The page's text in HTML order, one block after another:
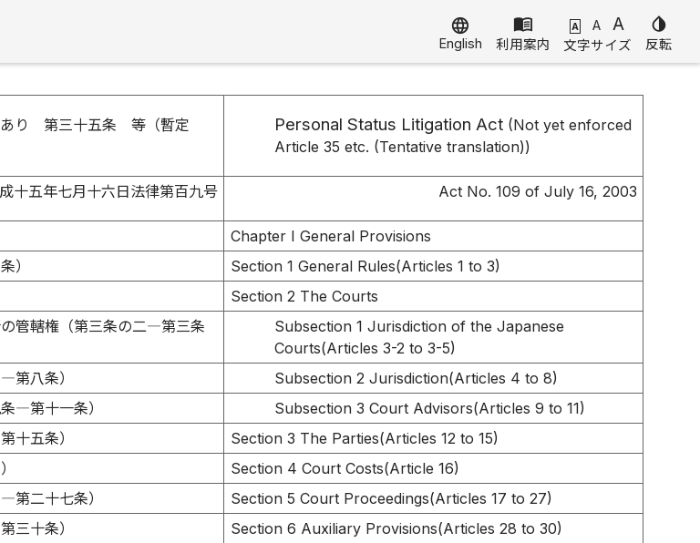
language
English
menu_book
利用案内
A A A
文字サイズ
invert_colors
反転
あり 第三十五条 等（暫定
Personal Status Litigation Act (Not yet enforced
Article 35 etc. (Tentative translation))
十五年七月十六日法律第百九号 Act No. 109 of July 16, 2003
Chapter I General Provisions
）
Section 1 General Rules(Articles 1 to 3)
Section 2 The Courts
管轄権（第三条の二―第三条
Subsection 1 Jurisdiction of the Japanese
Courts(Articles 3-2 to 3-5)
第八条）
Subsection 2 Jurisdiction(Articles 4 to 8)
―第十一条）
Subsection 3 Court Advisors(Articles 9 to 11)
十五条）
Section 3 The Parties(Articles 12 to 15)
Section 4 Court Costs(Article 16)
二十七条）
Section 5 Court Proceedings(Articles 17 to 27)
三十条）
Section 6 Auxiliary Provisions(Articles 28 to 30)